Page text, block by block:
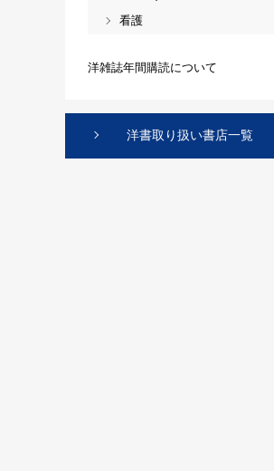
看護
洋雑誌年間購読について
洋書取り扱い書店一覧